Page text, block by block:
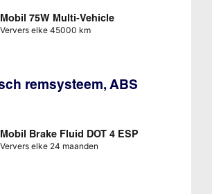
Mobil 75W Multi-Vehicle
Ververs elke 45000 km
remsysteem, ABS
Mobil Brake Fluid DOT 4 ESP
Ververs elke 24 maanden